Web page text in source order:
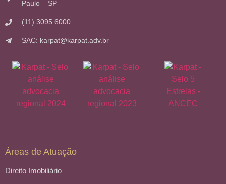
Paulo – SP
(11) 3095.6000
SAC: karpat@karpat.adv.br
Áreas de Atuação
Direito Imobiliário